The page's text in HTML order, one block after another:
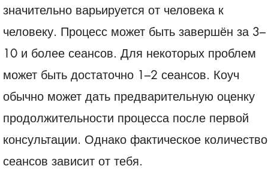
значительно варьируется от человека к
человеку. Процесс может быть завершён за 3–
10 и более сеансов. Для некоторых проблем
может быть достаточно 1–2 сеансов. Коуч
обычно может дать предварительную оценку
продолжительности процесса после первой
консультации. Однако фактическое количество
сеансов зависит от тебя.